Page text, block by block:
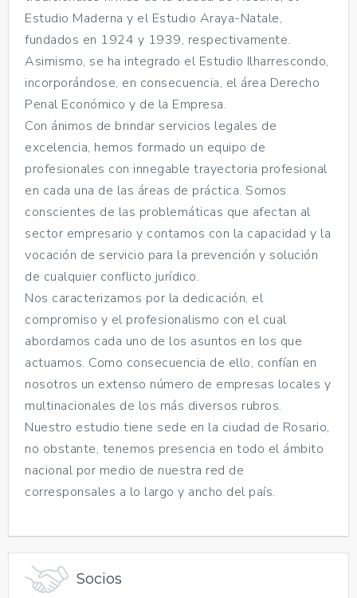
Estudio Maderna y el Estudio Araya-Natale,
fundados en 1924 y 1939, respectivamente.
Asimismo, se ha integrado el Estudio Ilharrescondo,
incorporándose, en consecuencia, el área Derecho
Penal Económico y de la Empresa.
Con ánimos de brindar servicios legales de
excelencia, hemos formado un equipo de
profesionales con innegable trayectoria profesional
en cada una de las áreas de práctica. Somos
conscientes de las problemáticas que afectan al
sector empresario y contamos con la capacidad y la
vocación de servicio para la prevención y solución
de cualquier conflicto jurídico.
Nos caracterizamos por la dedicación, el
compromiso y el profesionalismo con el cual
abordamos cada uno de los asuntos en los que
actuamos. Como consecuencia de ello, confían en
nosotros un extenso número de empresas locales y
multinacionales de los más diversos rubros.
Nuestro estudio tiene sede en la ciudad de Rosario,
no obstante, tenemos presencia en todo el ámbito
nacional por medio de nuestra red de
corresponsales a lo largo y ancho del país.
Socios